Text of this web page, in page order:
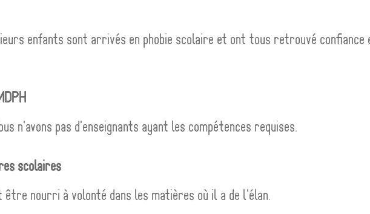
enfants sont arrivés en phobie scolaire et ont tous retrouvé
n'avons pas d'enseignants ayant les compétences requises.
scolaires
être nourri à volonté dans les matières où il a de l'élan.